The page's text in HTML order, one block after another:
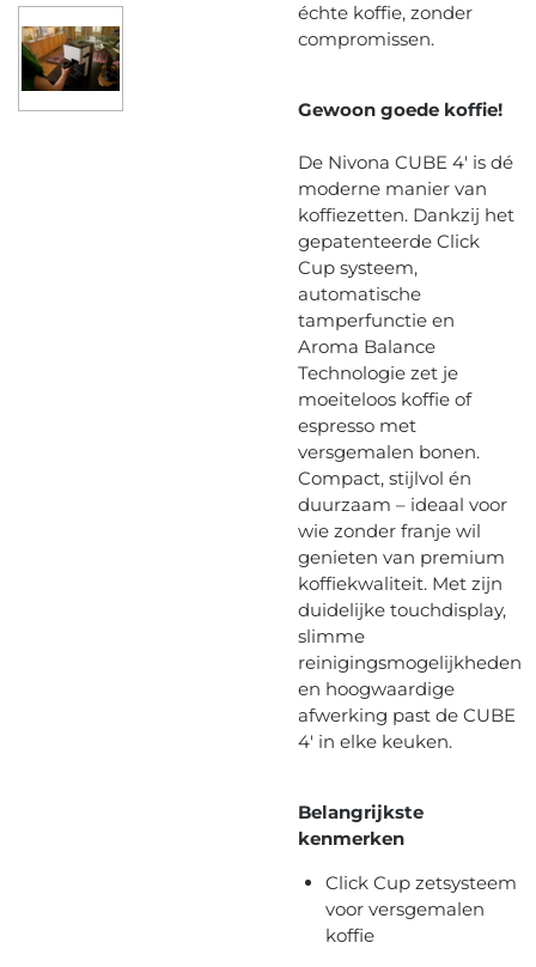
échte koffie, zonder
compromissen.
Gewoon goede koffie!
De Nivona CUBE 4' is dé
moderne manier van
koffiezetten. Dankzij het
gepatenteerde Click
Cup systeem,
automatische
tamperfunctie en
Aroma Balance
Technologie zet je
moeiteloos koffie of
espresso met
versgemalen bonen.
Compact, stijlvol én
duurzaam – ideaal voor
wie zonder franje wil
genieten van premium
koffiekwaliteit. Met zijn
duidelijke touchdisplay,
slimme
reinigingsmogelijkheden
en hoogwaardige
afwerking past de CUBE
4' in elke keuken.
Belangrijkste
kenmerken
Click Cup zetsysteem
voor versgemalen
koffie